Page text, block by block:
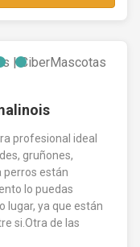
profesional ideal
gruñones,
perros están
lo puedas
lugar, ya que están
si.Otra de las